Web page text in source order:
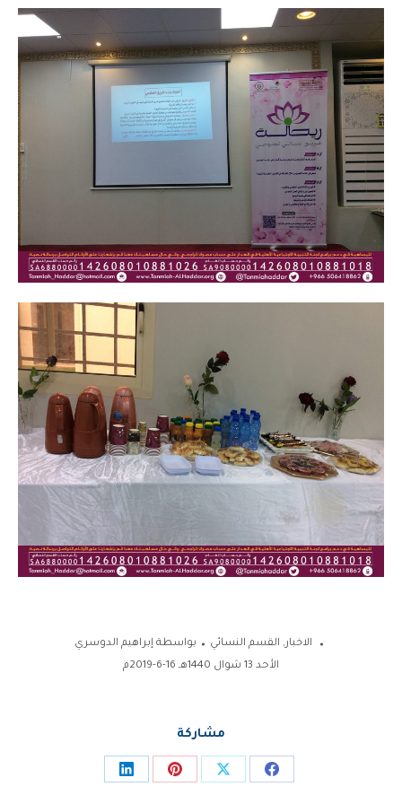
الاخبار, القسم النسائي بواسطةإبراهيم الدوسري
الأحد 13 شوال 1440هـ 16-6-2019م
مشاركة
Share
Share
Share
Share